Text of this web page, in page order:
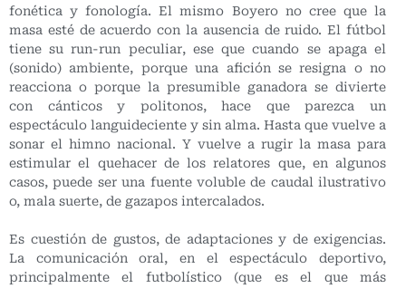
fonética y fonología. El mismo Boyero no cree que la
masa esté de acuerdo con la ausencia de ruido. El fútbol
tiene su run-run peculiar, ese que cuando se apaga el
(sonido) ambiente, porque una afición se resigna o no
reacciona o porque la presumible ganadora se divierte
con cánticos y politonos, hace que parezca un
espectáculo languideciente y sin alma. Hasta que vuelve a
sonar el himno nacional. Y vuelve a rugir la masa para
estimular el quehacer de los relatores que, en algunos
casos, puede ser una fuente voluble de caudal ilustrativo
o, mala suerte, de gazapos intercalados.
Es cuestión de gustos, de adaptaciones y de exigencias.
La comunicación oral, en el espectáculo deportivo,
principalmente el futbolístico (que es el que más